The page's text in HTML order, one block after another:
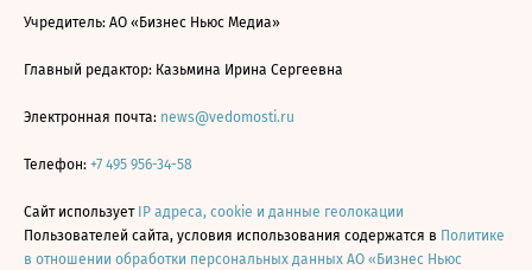
Учредитель: АО «Бизнес Ньюс Медиа»
Главный редактор: Казьмина Ирина Сергеевна
Электронная почта: news@vedomosti.ru
Телефон: +7 495 956-34-58
Сайт использует IP адреса, cookie и данные геолокации
Пользователей сайта, условия использования содержатся в Политике
в отношении обработки персональных данных АО «Бизнес Ньюс